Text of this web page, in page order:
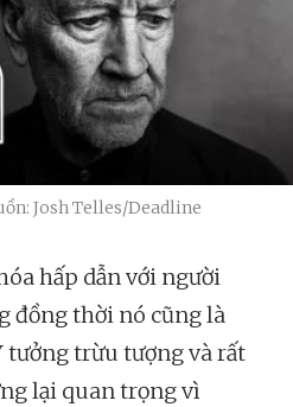
Josh Telles/Deadline
hấp dẫn với người
đồng thời nó cũng là
trừu tượng và rất
lại quan trọng vì